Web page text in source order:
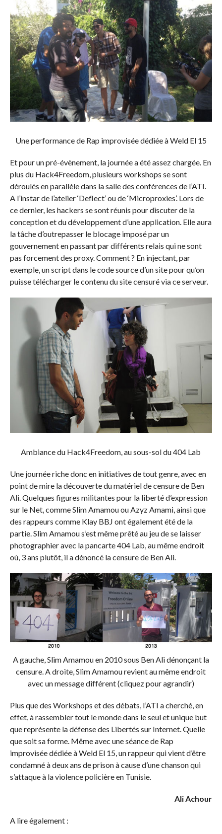
Une performance de Rap improvisée dédiée à Weld El 15
Et pour un pré-évènement, la journée a été assez chargée. En
plus du Hack4Freedom, plusieurs workshops se sont
déroulés en parallèle dans la salle des conférences de l’ATI.
A l’instar de l’atelier ‘Deflect’ ou de ‘Microproxies’. Lors de
ce dernier, les hackers se sont réunis pour discuter de la
conception et du développement d’une application. Elle aura
la tâche d’outrepasser le blocage imposé par un
gouvernement en passant par différents relais qui ne sont
pas forcement des proxy. Comment ? En injectant, par
exemple, un script dans le code source d’un site pour qu’on
puisse télécharger le contenu du site censuré via ce serveur.
Ambiance du Hack4Freedom, au sous-sol du 404 Lab
Une journée riche donc en initiatives de tout genre, avec en
point de mire la découverte du matériel de censure de Ben
Ali. Quelques figures militantes pour la liberté d’expression
sur le Net, comme Slim Amamou ou Azyz Amami, ainsi que
des rappeurs comme Klay BBJ ont également été de la
partie. Slim Amamou s’est même prêté au jeu de se laisser
photographier avec la pancarte 404 Lab, au même endroit
où, 3 ans plutôt, il a dénoncé la censure de Ben Ali.
A gauche, Slim Amamou en 2010 sous Ben Ali dénonçant la
censure. A droite, Slim Amamou revient au même endroit
avec un message différent (cliquez pour agrandir)
Plus que des Workshops et des débats, l’ATI a cherché, en
effet, à rassembler tout le monde dans le seul et unique but
que représente la défense des Libertés sur Internet. Quelle
que soit sa forme. Même avec une séance de Rap
improvisée dédiée à Weld El 15, un rappeur qui vient d’être
condamné à deux ans de prison à cause d’une chanson qui
s’attaque à la violence policière en Tunisie.
Ali Achour
A lire également :